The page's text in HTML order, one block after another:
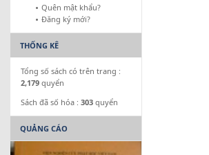
Quên mật khẩu?
Đăng ký mới?
THỐNG KÊ
Tổng số sách có trên trang :
2,179 quyển
Sách đã số hóa : 303 quyển
QUẢNG CÁO